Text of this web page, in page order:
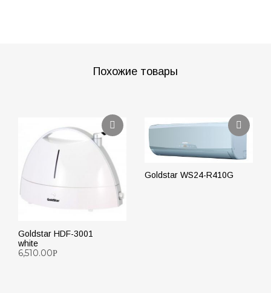
Похожие товары
Goldstar HDF-3001
white
6,510.00Р
Goldstar WS24-R410G